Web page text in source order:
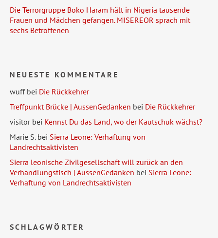
Die Terrorgruppe Boko Haram hält in Nigeria tausende
Frauen und Mädchen gefangen. MISEREOR sprach mit
sechs Betroffenen
NEUESTE KOMMENTARE
wuffbei Die Rückkehrer
Treffpunkt Brücke | AussenGedanken bei Die Rückkehrer
visitorbei Kennst Du das Land, wo der Kautschuk wächst?
Marie S.bei Sierra Leone: Verhaftung von
Landrechtsaktivisten
Sierra leonische Zivilgesellschaft will zurück an den
Verhandlungstisch | AussenGedanken bei Sierra Leone:
Verhaftung von Landrechtsaktivisten
SCHLAGWÖRTER